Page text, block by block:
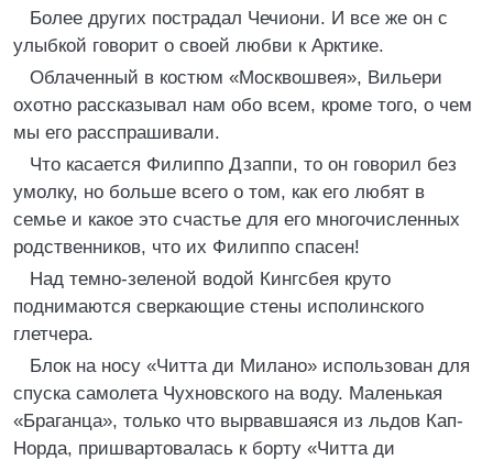
Более других пострадал Чечиони. И все же он с
улыбкой говорит о своей любви к Арктике.
Облаченный в костюм «Москвошвея», Вильери
охотно рассказывал нам обо всем, кроме того, о чем
мы его расспрашивали.
Что касается Филиппо Дзаппи, то он говорил без
умолку, но больше всего о том, как его любят в
семье и какое это счастье для его многочисленных
родственников, что их Филиппо спасен!
Над темно-зеленой водой Кингсбея круто
поднимаются сверкающие стены исполинского
глетчера.
Блок на носу «Читта ди Милано» использован для
спуска самолета Чухновского на воду. Маленькая
«Браганца», только что вырвавшаяся из льдов Кап-
Норда, пришвартовалась к борту «Читта ди